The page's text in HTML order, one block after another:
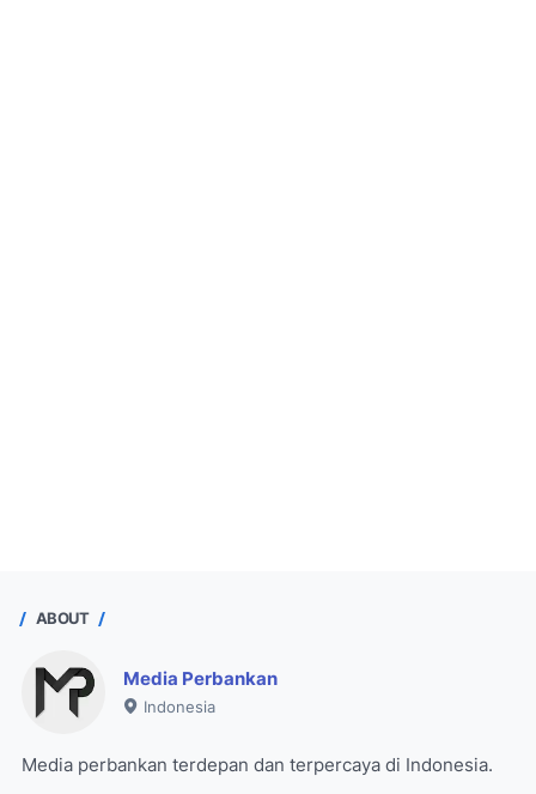
ABOUT
Media Perbankan
Indonesia
Media perbankan terdepan dan terpercaya di Indonesia.